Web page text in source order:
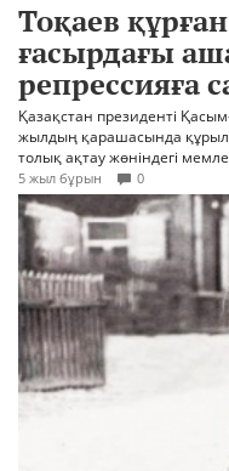
Тоқаев
ғасырдағы
репрессияға
Қазақстан президенті
жылдың қарашасында
толық ақтау жөніндегі
5 жыл бұрын 0